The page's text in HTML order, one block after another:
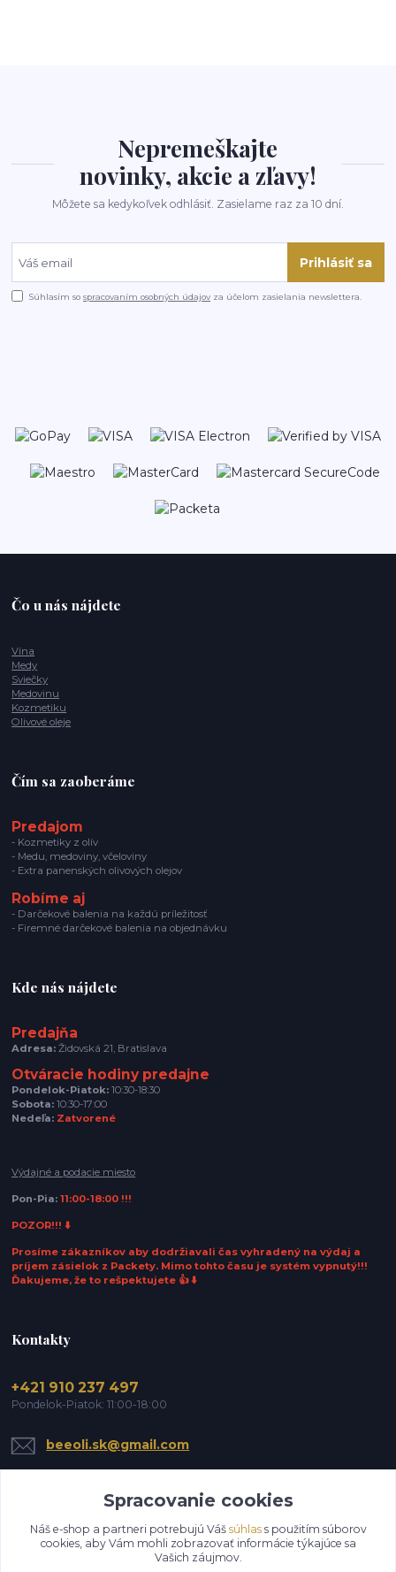
Nepremeškajte
novinky, akcie a zľavy!
Môžete sa kedykoľvek odhlásiť. Zasielame raz za 10 dní.
Prihlásiť sa
Súhlasím sospracovaním osobných údajov za účelom zasielania newslettera.
Čo u nás nájdete
Vína
Medy
Sviečky
Medovinu
Kozmetiku
Olivové oleje
Čím sa zaoberáme
Predajom
- Kozmetiky z olív
- Medu, medoviny, včeloviny
- Extra panenských olivových olejov
Robíme aj
- Darčekové balenia na každú príležitosť
- Firemné darčekové balenia na objednávku
Kde nás nájdete
Predajňa
Adresa: Židovská 21, Bratislava
Otváracie hodiny predajne
Pondelok-Piatok: 10:30-18:30
Sobota: 10:30-17:00
Nedeľa: Zatvorené
Výdajné a podacie miesto
Pon-Pia:11:00-18:00 !!!
POZOR!!! ⬇️
Prosíme zákazníkov aby dodržiavali čas vyhradený na výdaj a
príjem zásielok z Packety. Mimo tohto času je systém vypnutý!!!
Ďakujeme, že to rešpektujete 👍 ⬇️
Kontakty
+421 910 237 497
Pondelok-Piatok: 11:00-18:00
beeoli.sk@gmail.com
Spracovanie cookies
Náš e-shop a partneri potrebujú Váš súhlass použitím súborov
cookies, aby Vám mohli zobrazovať informácie týkajúce sa
Vašich záujmov.